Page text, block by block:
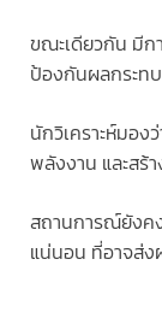
ขณะเดียวกัน มีก
ป้องกันผลกระท
นักวิเคราะห์มอ
พลังงาน และสร้
สถานการณ์ยังค
แน่นอน ที่อาจส่ง